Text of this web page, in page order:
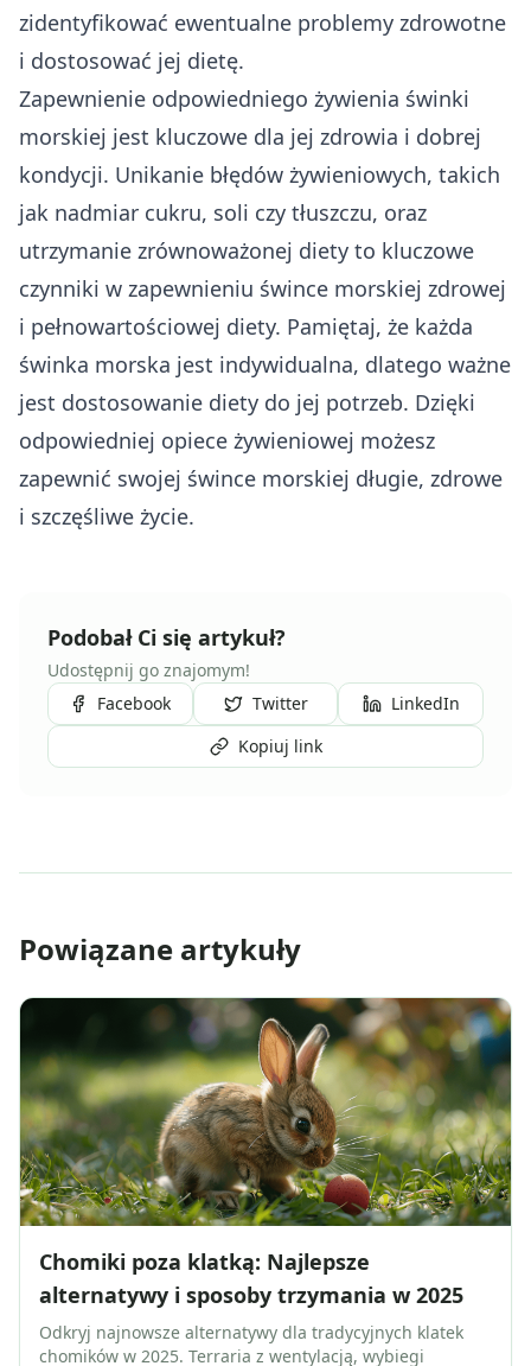
zidentyfikować ewentualne problemy zdrowotne
i dostosować jej dietę.
Zapewnienie odpowiedniego żywienia świnki
morskiej jest kluczowe dla jej zdrowia i dobrej
kondycji. Unikanie błędów żywieniowych, takich
jak nadmiar cukru, soli czy tłuszczu, oraz
utrzymanie zrównoważonej diety to kluczowe
czynniki w zapewnieniu śwince morskiej zdrowej
i pełnowartościowej diety. Pamiętaj, że każda
świnka morska jest indywidualna, dlatego ważne
jest dostosowanie diety do jej potrzeb. Dzięki
odpowiedniej opiece żywieniowej możesz
zapewnić swojej śwince morskiej długie, zdrowe
i szczęśliwe życie.
Podobał Ci się artykuł?
Udostępnij go znajomym!
Facebook
Twitter
LinkedIn
Kopiuj link
Powiązane artykuły
Chomiki poza klatką: Najlepsze
alternatywy i sposoby trzymania w 2025
Odkryj najnowsze alternatywy dla tradycyjnych klatek
chomików w 2025. Terraria z wentylacją, wybiegi